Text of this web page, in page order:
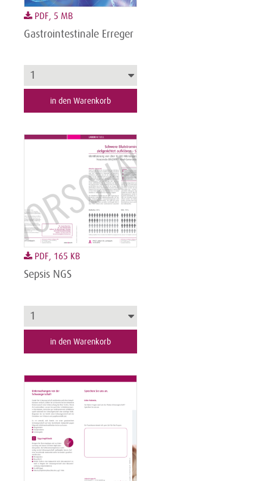
PDF, 5 MB
Gastrointestinale Erreger
in den Warenkorb
PDF, 165 KB
Sepsis NGS
in den Warenkorb